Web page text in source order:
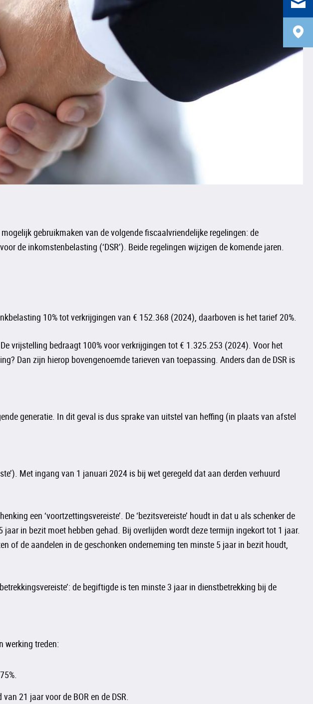
gebruikmaken van de volgende fiscaalvriendelijke regelingen: de
de inkomstenbelasting (‘DSR’). Beide regelingen wijzigen de komende jaren.
10% tot verkrijgingen van € 152.368 (2024), daarboven is het tarief 20%.
vrijstelling bedraagt 100% voor verkrijgingen tot € 1.325.253 (2024). Voor het
Dan zijn hierop bovengenoemde tarieven van toepassing. Anders dan de DSR is
generatie. In dit geval is dus sprake van uitstel van heffing (in plaats van afstel
Met ingang van 1 januari 2024 is bij wet geregeld dat aan derden verhuurd
een ‘voortzettingsvereiste’. De ‘bezitsvereiste’ houdt in dat u als schenker de
in bezit moet hebben gehad. Bij overlijden wordt deze termijn ingekort tot 1 jaar.
of de aandelen in de geschonken onderneming ten minste 5 jaar in bezit houdt,
de begiftigde is ten minste 3 jaar in dienstbetrekking bij de
werking treden:
21 jaar voor de BOR en de DSR.